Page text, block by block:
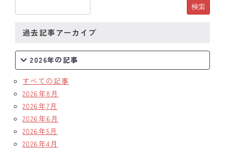
過去記事アーカイブ
2026年の記事
すべての記事
2026年8月
2026年7月
2026年6月
2026年5月
2026年4月